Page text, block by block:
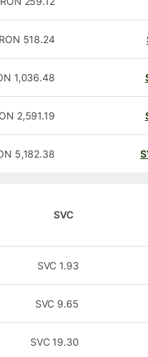
518.24
RON
1,036.48
RON
2,591.19
RON
5,182.38
RON
SVC
1.93
SVC
9.65
SVC
19.30
SVC